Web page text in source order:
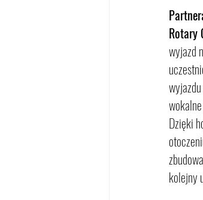
Rotary
wyjazd
Dzięki
kolejny